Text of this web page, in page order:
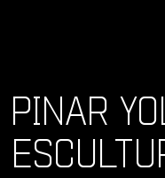
PINAR